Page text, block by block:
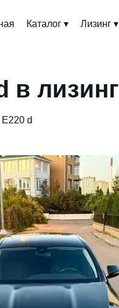
Каталог ▾ Лизинг ▾
в лизинг
E220 d